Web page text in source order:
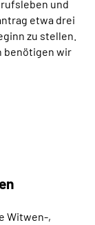
und
etwa drei
zu stellen.
benötigen wir
Witwen-,